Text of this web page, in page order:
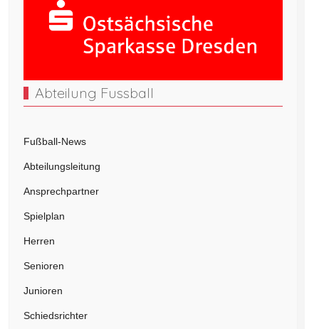
Abteilung Fussball
Fußball-News
Abteilungsleitung
Ansprechpartner
Spielplan
Herren
Senioren
Junioren
Schiedsrichter